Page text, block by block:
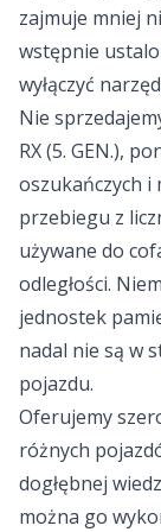
zajmuje mniej
wstępnie
wyłączyć
Nie
RX (5. GEN.),
oszukańczych i
przebiegu z
używane do
odległości.
jednostek
nadal nie są w
pojazdu.
Oferujemy
różnych
dogłębnej
można go